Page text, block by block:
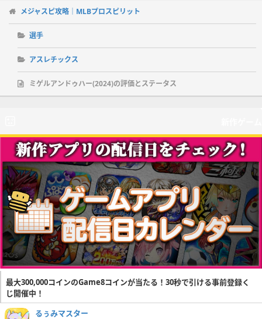
メジャスピ攻略｜MLBプロスピリット
選手
アスレチックス
ミゲルアンドゥハー(2024)の評価とステータス
最大300,000コインのGame8コインが当たる！30秒で引ける事前登録く
じ開催中！
るぅみマスター